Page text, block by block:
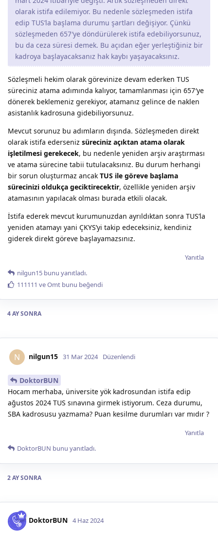
olarak istifa edilemiyor. Bu nedenle sözleşmeden istifa
edip TUS’la başlama durumu şartları değişiyor. Çünkü
sözleşmeden 657′ye döndürülerek istifa edebiliyorsunuz,
bu da ceza süresi demek. Bu açıdan eğer yerleştiğiniz bir
kadroya başlayacaksanız hak kaybı yaşayacaksınız.
Sözleşmeli hekim olarak görevinize devam ederken TUS
süreciniz atama adımında kalıyor, tamamlanması için 657′ye
dönerek beklemeniz gerekiyor, atamanız gelince de naklen
asistanlık kadrosuna gidebiliyorsunuz.
Mevcut sorunuz bu adımların dışında. Sözleşmeden direkt
olarak istifa ederseniz süreciniz açıktan atama olarak
işletilmesi gerekecek, bu nedenle yeniden arşiv araştırması
ve atama sürecine tabii tutulacaksınız. Bu durum herhangi
bir sorun oluşturmaz ancak TUS ile göreve başlama
sürecinizi oldukça geciktirecektir, özellikle yeniden arşiv
atamasının yapılacak olması burada etkili olacak.
İstifa ederek mevcut kurumunuzdan ayrıldıktan sonra TUS’la
yeniden atamayı yani ÇKYS’yi takip edeceksiniz, kendiniz
giderek direkt göreve başlayamazsınız.
Yanıtla
nilgun15 bunu yanıtladı.
111111 veOmt bunu beğendi
4 AYSONRA
N nilgun15 31 Mar 2024 Düzenlendi
DoktorBUN
Hocam merhaba, üniversite yök kadrosundan istifa edip
ağustos 2024 TUS sınavına girmek istiyorum. Ceza durumu,
SBA kadrosusu yazmama? Puan kesilme durumları var mıdır ?
Yanıtla
DoktorBUN bunu yanıtladı.
2 AYSONRA
DoktorBUN 4 Haz 2024